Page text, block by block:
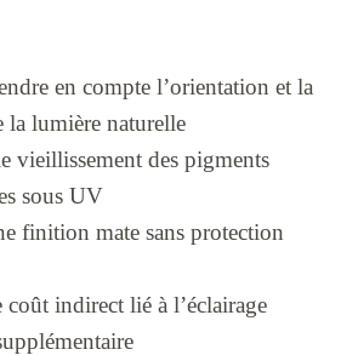
en compte l’orientation et la
la lumière naturelle
vieillissement des pigments
sous UV
finition mate sans protection
indirect lié à l’éclairage